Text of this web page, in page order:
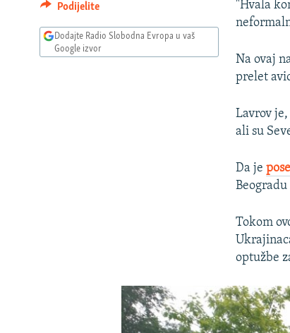
Podijelite
Dodajte Radio Slobodna Evropa u vaš
Google izvor
"Hvala
Na ovaj
prelet
Lavrov
ali su
Da je
Tokom
optužbe